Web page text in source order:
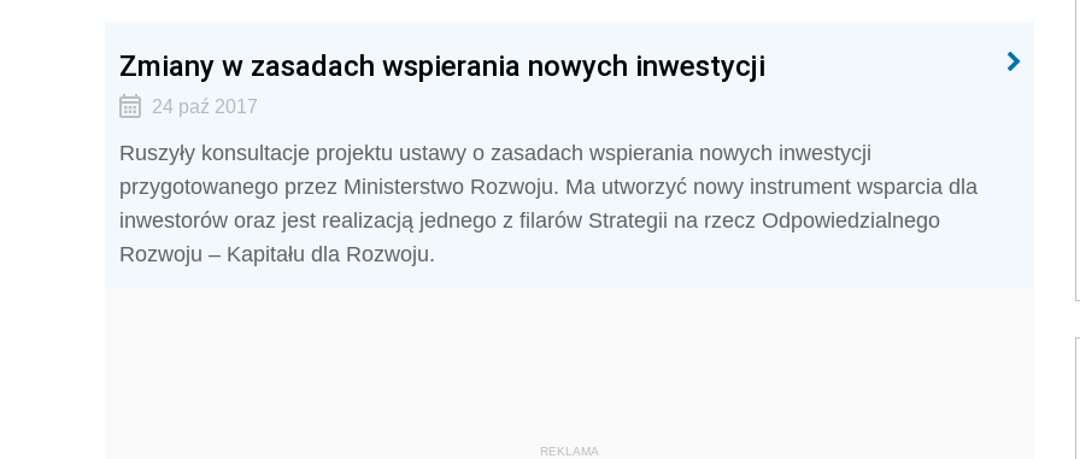
Zmiany w zasadach wspierania nowych inwestycji
24 paź 2017
Ruszyły konsultacje projektu ustawy o zasadach wspierania nowych inwestycji
przygotowanego przez Ministerstwo Rozwoju. Ma utworzyć nowy instrument wsparcia dla
inwestorów oraz jest realizacją jednego z filarów Strategii na rzecz Odpowiedzialnego
Rozwoju – Kapitału dla Rozwoju.
REKLAMA